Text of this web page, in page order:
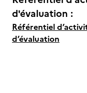
d'évaluation :
Référentiel
d’évaluation